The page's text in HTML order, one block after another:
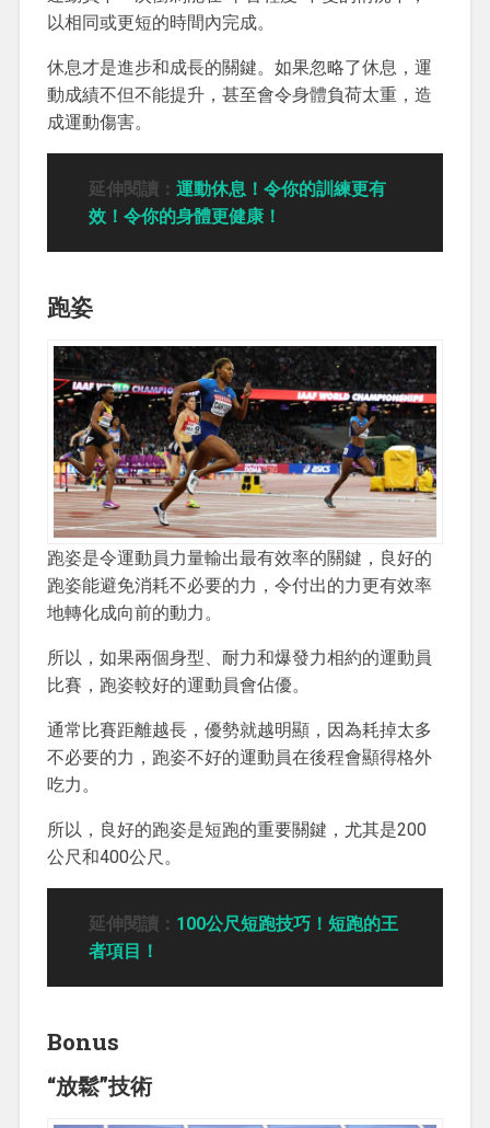
以相同或更短的時間內完成。
休息才是進步和成長的關鍵。如果忽略了休息，運
動成績不但不能提升，甚至會令身體負荷太重，造
成運動傷害。
延伸閱讀： 運動休息！令你的訓練更有
效！令你的身體更健康！
跑姿
跑姿是令運動員力量輸出最有效率的關鍵，良好的
跑姿能避免消耗不必要的力，令付出的力更有效率
地轉化成向前的動力。
所以，如果兩個身型、耐力和爆發力相約的運動員
比賽，跑姿較好的運動員會佔優。
通常比賽距離越長，優勢就越明顯，因為耗掉太多
不必要的力，跑姿不好的運動員在後程會顯得格外
吃力。
所以，良好的跑姿是短跑的重要關鍵，尤其是200
公尺和400公尺。
延伸閱讀： 100公尺短跑技巧！短跑的王
者項目！
Bonus
“放鬆”技術